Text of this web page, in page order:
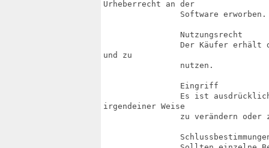
Urheberrecht an der
und zu
irgendeiner Weise